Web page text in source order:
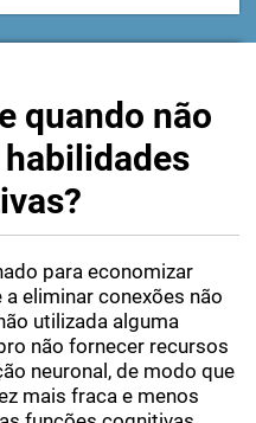
quando não
para economizar
eliminar conexões não
utilizada alguma
não fornecer recursos
neuronal, de modo que